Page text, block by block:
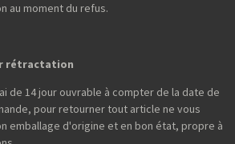
au moment du refus.
rétractation
de 14 jour ouvrable à compter de la date de
pour retourner tout article ne vous
emballage d'origine et en bon état, propre à